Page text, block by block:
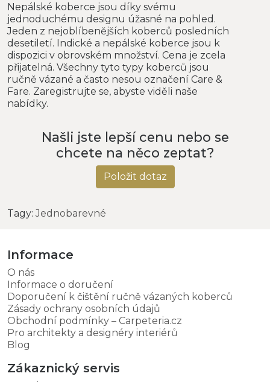
Nepálské koberce jsou díky svému
jednoduchému designu úžasné na pohled.
Jeden z nejoblíbenějších koberců posledních
desetiletí. Indické a nepálské koberce jsou k
dispozici v obrovském množství. Cena je zcela
přijatelná. Všechny tyto typy koberců jsou
ručně vázané a často nesou označení Care &
Fare. Zaregistrujte se, abyste viděli naše
nabídky.
Našli jste lepší cenu nebo se
chcete na něco zeptat?
Položit dotaz
Tagy:Jednobarevné
Informace
O nás
Informace o doručení
Doporučení k čištění ručně vázaných koberců
Zásady ochrany osobních údajů
Obchodní podmínky – Carpeteria.cz
Pro architekty a designéry interiérů
Blog
Zákaznický servis